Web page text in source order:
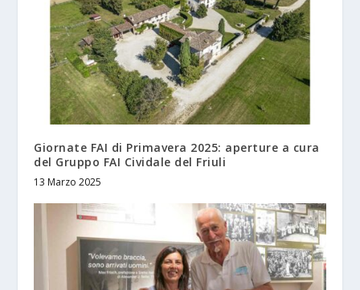
Giornate FAI di Primavera 2025: aperture a cura
del Gruppo FAI Cividale del Friuli
13 Marzo 2025